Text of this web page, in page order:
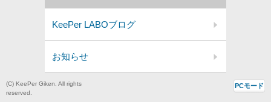
KeePer LABOブログ
お知らせ
(C) KeePer Giken. All rights
reserved.
PCモード